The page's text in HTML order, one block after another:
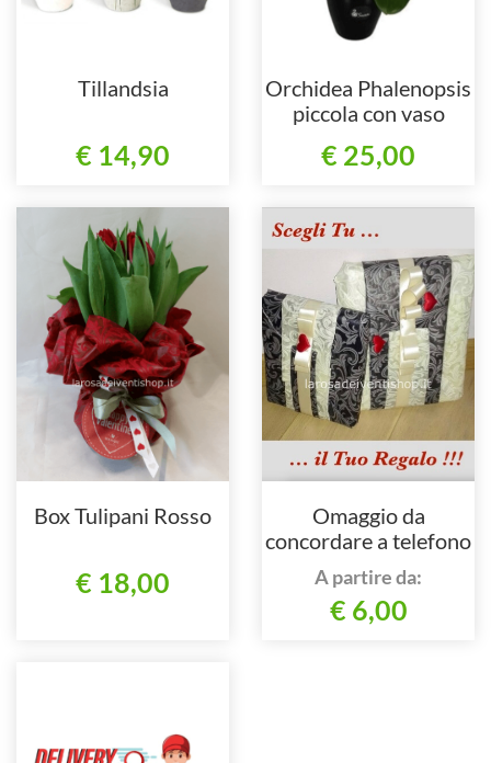
Tillandsia
€ 14,90
Orchidea Phalenopsis
piccola con vaso
€ 25,00
Box Tulipani Rosso
€ 18,00
Omaggio da
concordare a telefono
al 3479936611
A partire da:
€ 6,00